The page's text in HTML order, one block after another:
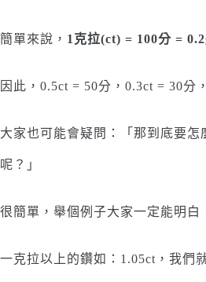
簡單來說， 1克拉(ct) = 100分 =
因此，0.5ct = 50分，0.3ct = 30分
大家也可能會疑問：「那到底要怎
呢？」
很簡單，舉個例子大家一定能明白
一克拉以上的鑽如：1.05ct，我們